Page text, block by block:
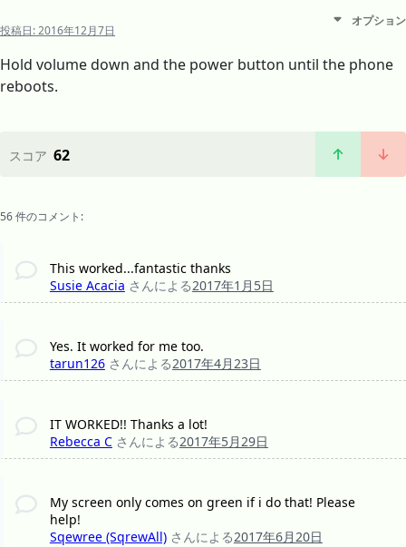
投稿日:2016年12月7日
オプション
Hold volume down and the power button until the phone
reboots.
スコア 62
56 件のコメント:
This worked...fantastic thanks
Susie Acacia さんによる2017年1月5日
Yes. It worked for me too.
tarun126 さんによる2017年4月23日
IT WORKED!! Thanks a lot!
Rebecca C さんによる2017年5月29日
My screen only comes on green if i do that! Please
help!
Sqewree (SqrewAll) さんによる2017年6月20日